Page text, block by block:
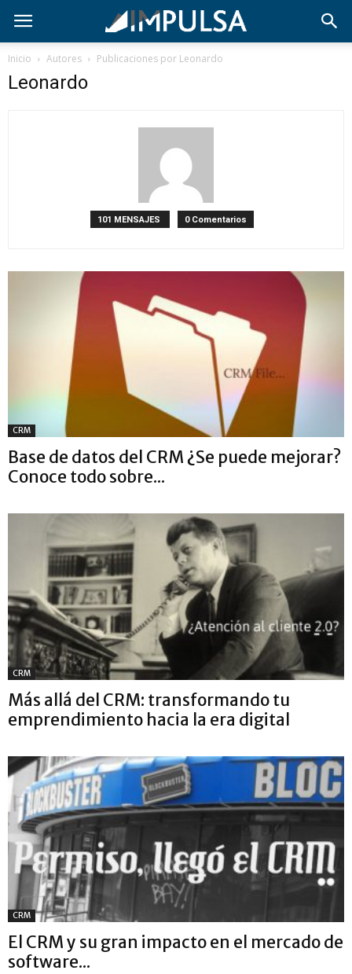
Inicio Autores Publicaciones por Leonardo
Leonardo
101 MENSAJES 0 Comentarios
CRM
Base de datos del CRM ¿Se puede mejorar?
Conoce todo sobre...
CRM
Más allá del CRM: transformando tu
emprendimiento hacia la era digital
CRM
El CRM y su gran impacto en el mercado de
software...